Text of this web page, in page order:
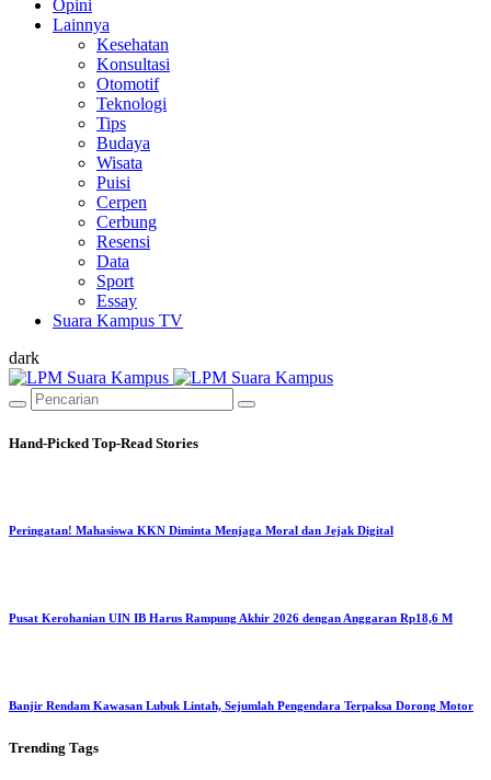
Opini
Lainnya
Kesehatan
Konsultasi
Otomotif
Teknologi
Tips
Budaya
Wisata
Puisi
Cerpen
Cerbung
Resensi
Data
Sport
Essay
Suara Kampus TV
dark
Hand-Picked Top-Read Stories
Peringatan! Mahasiswa KKN Diminta Menjaga Moral dan Jejak Digital
Pusat Kerohanian UIN IB Harus Rampung Akhir 2026 dengan Anggaran Rp18,6 M
Banjir Rendam Kawasan Lubuk Lintah, Sejumlah Pengendara Terpaksa Dorong Motor
Trending Tags